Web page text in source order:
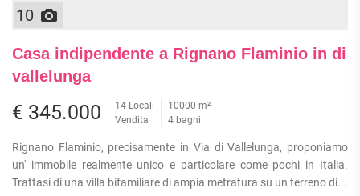
10
Casa indipendente a Rignano Flaminio in di
vallelunga
€ 345.000
14 Locali
Vendita
10000 m²
4 bagni
Rignano Flaminio, precisamente in Via di Vallelunga, proponiamo
un' immobile realmente unico e particolare come pochi in Italia.
Trattasi di una villa bifamiliare di ampia metratura su un terreno di...